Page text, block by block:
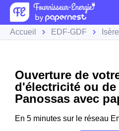
Accueil EDF-GDF Isère